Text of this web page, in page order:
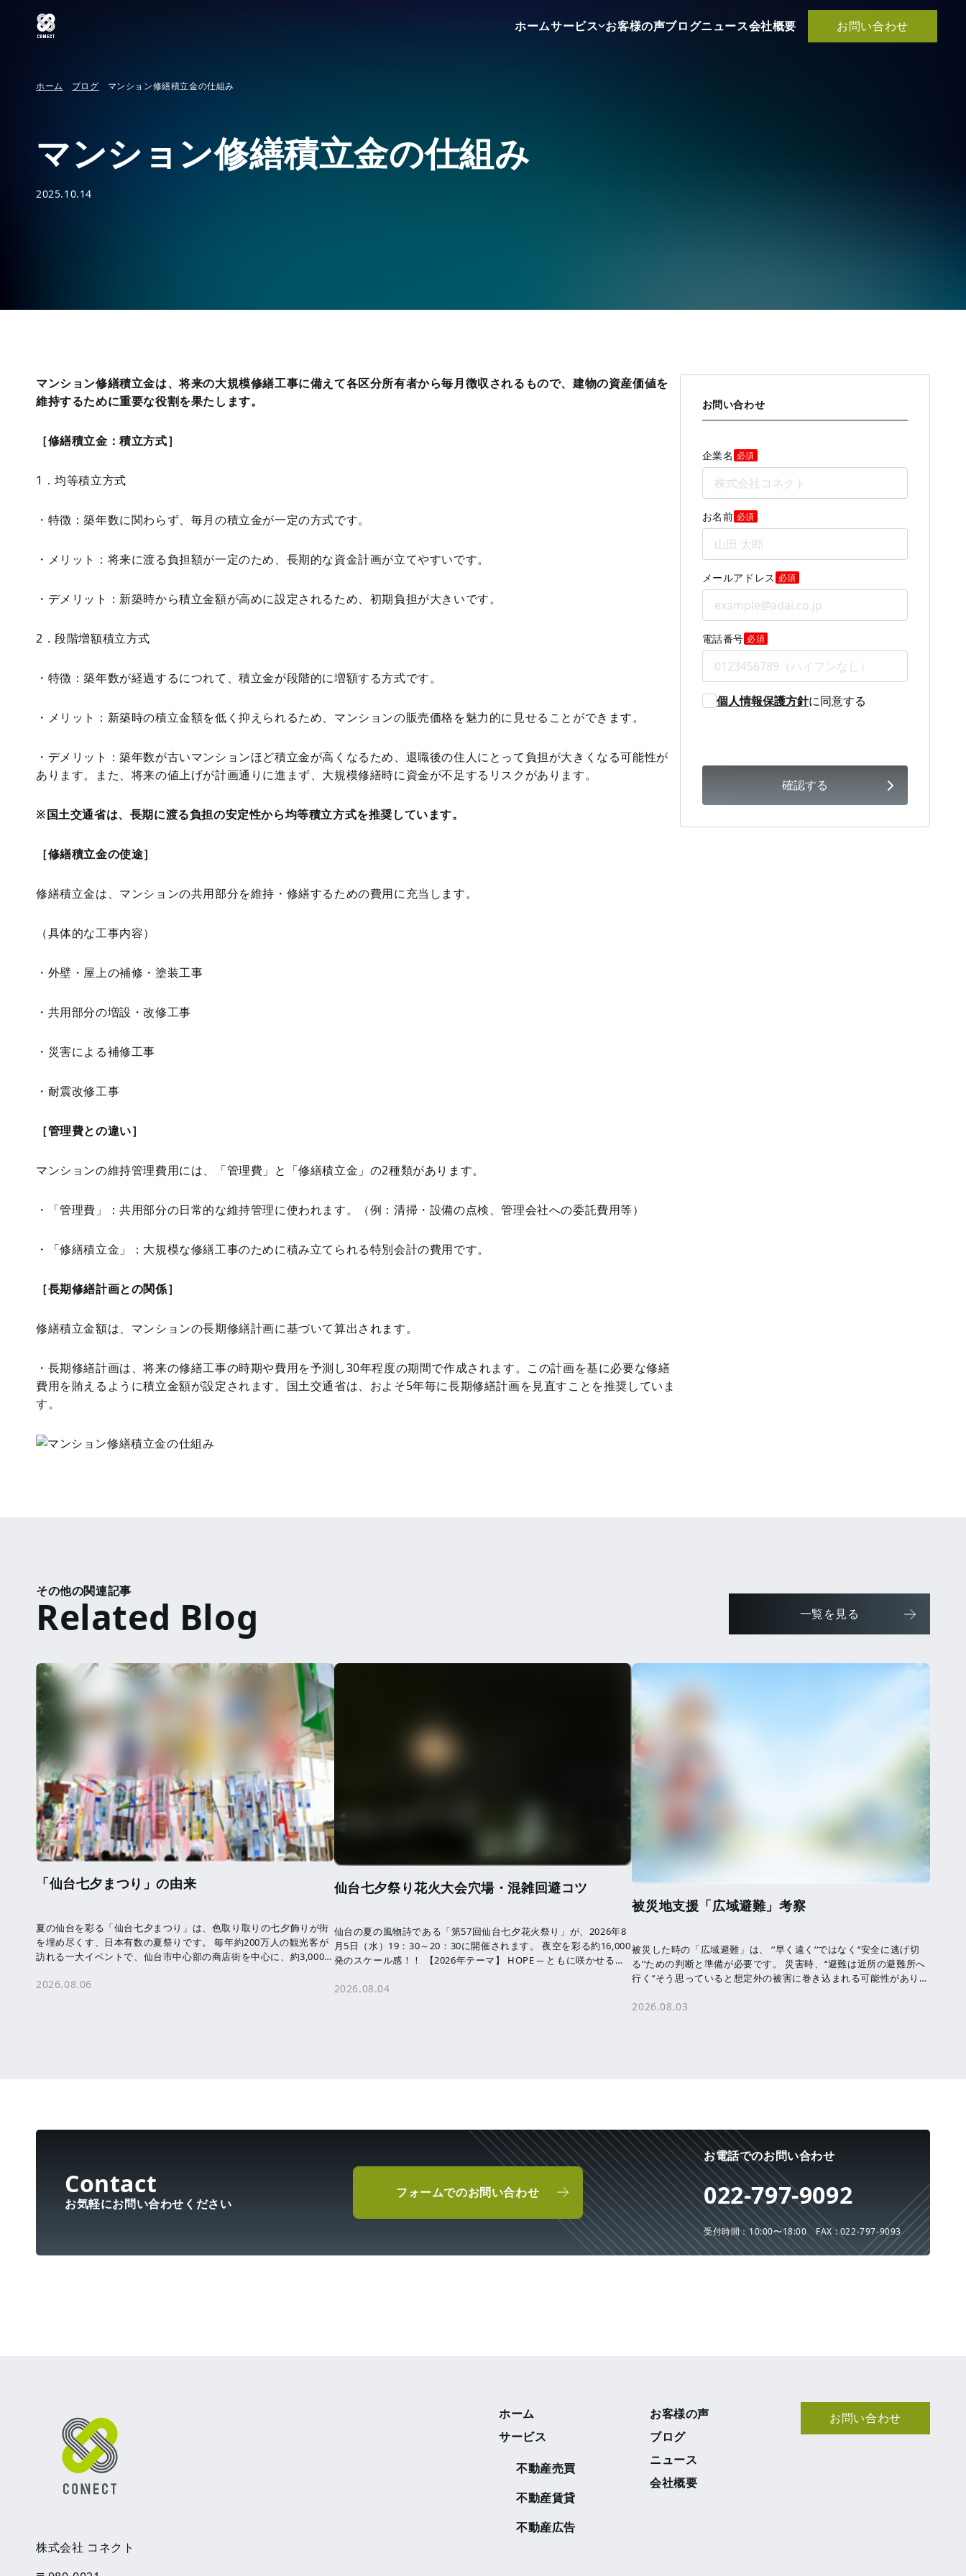
ホームサービス お客様の声ブログニュース会社概要 お問い合わせ
ホーム ブログ マンション修繕積立金の仕組み
マンション修繕積立金の仕組み
2025.10.14
マンション修繕積立金は、将来の大規模修繕工事に備えて各区分所有者から毎月徴収されるもので、建物の資産価値を
維持するために重要な役割を果たします。
［修繕積立金：積立方式］
1．均等積立方式
・特徴：築年数に関わらず、毎月の積立金が一定の方式です。
・メリット：将来に渡る負担額が一定のため、長期的な資金計画が立てやすいです。
・デメリット：新築時から積立金額が高めに設定されるため、初期負担が大きいです。
2．段階増額積立方式
・特徴：築年数が経過するにつれて、積立金が段階的に増額する方式です。
・メリット：新築時の積立金額を低く抑えられるため、マンションの販売価格を魅力的に見せることができます。
・デメリット：築年数が古いマンションほど積立金が高くなるため、退職後の住人にとって負担が大きくなる可能性が
あります。また、将来の値上げが計画通りに進まず、大規模修繕時に資金が不足するリスクがあります。
※国土交通省は、長期に渡る負担の安定性から均等積立方式を推奨しています。
［修繕積立金の使途］
修繕積立金は、マンションの共用部分を維持・修繕するための費用に充当します。
（具体的な工事内容）
・外壁・屋上の補修・塗装工事
・共用部分の増設・改修工事
・災害による補修工事
・耐震改修工事
［管理費との違い］
マンションの維持管理費用には、「管理費」と「修繕積立金」の2種類があります。
・「管理費」：共用部分の日常的な維持管理に使われます。（例：清掃・設備の点検、管理会社への委託費用等）
・「修繕積立金」：大規模な修繕工事のために積み立てられる特別会計の費用です。
［長期修繕計画との関係］
修繕積立金額は、マンションの長期修繕計画に基づいて算出されます。
・長期修繕計画は、将来の修繕工事の時期や費用を予測し30年程度の期間で作成されます。この計画を基に必要な修繕
費用を賄えるように積立金額が設定されます。国土交通省は、およそ5年毎に長期修繕計画を見直すことを推奨していま
す。
お問い合わせ
企業名 必須
お名前 必須
メールアドレス 必須
電話番号 必須
個人情報保護方針に同意する
確認する
その他の関連記事
一覧を見る
「仙台七夕まつり」の由来
夏の仙台を彩る「仙台七夕まつり」は、色取り取りの七夕飾りが街
を埋め尽くす、日本有数の夏祭りです。 毎年約200万人の観光客が
訪れる一大イベントで、仙台市中心部の商店街を中心に、約3,000
2026.08.06
仙台七夕祭り花火大会穴場・混雑回避コツ
仙台の夏の風物詩である「第57回仙台七夕花火祭り」が、2026年8
月5日（水）19：30～20：30に開催されます。 夜空を彩る約16,000
発のスケール感！！ 【2026年テーマ】 HOPE ─ ともに咲かせる、
2026.08.04
被災地支援「広域避難」考察
被災した時の「広域避難」は、 ‘‘早く遠く‘‘ではなく‘‘安全に逃げ切
る‘‘ための判断と準備が必要です。 災害時、‘‘避難は近所の避難所へ
行く‘‘そう思っていると想定外の被害に巻き込まれる可能性がありま
2026.08.03
お気軽にお問い合わせください
フォームでのお問い合わせ
お電話でのお問い合わせ
022-797-9092
受付時間：10:00〜18:00FAX : 022-797-9093
株式会社 コネクト
ホーム
サービス
不動産売買
不動産賃貸
不動産広告
お客様の声
ブログ
ニュース
会社概要
お問い合わせ